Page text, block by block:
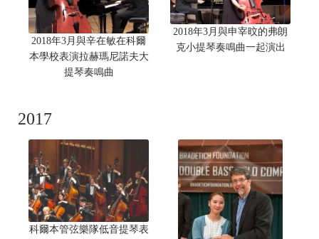
2018年3月與辛在敏在科爾
本學校表演拉赫瑪尼諾夫大
提琴奏鳴曲
2018年3月與申宰旼的弗朗
克小提琴奏鳴曲一起演出
2017
科爾本管弦樂隊低音提琴表